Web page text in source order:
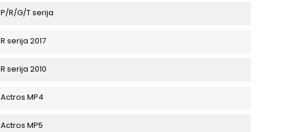
P/R/G/T serija
R serija 2017
R serija 2010
Actros MP4
Actros MP5